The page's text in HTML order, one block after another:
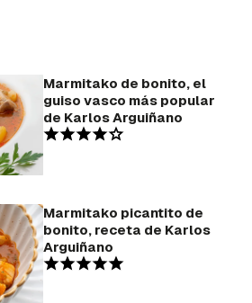
Marmitako de bonito, el
guiso vasco más popular
de Karlos Arguiñano
Marmitako picantito de
bonito, receta de Karlos
Arguiñano